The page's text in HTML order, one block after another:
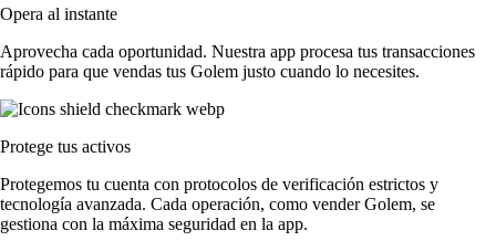
Opera al instante
Aprovecha cada oportunidad. Nuestra app procesa tus transacciones
rápido para que vendas tus Golem justo cuando lo necesites.
Protege tus activos
Protegemos tu cuenta con protocolos de verificación estrictos y
tecnología avanzada. Cada operación, como vender Golem, se
gestiona con la máxima seguridad en la app.